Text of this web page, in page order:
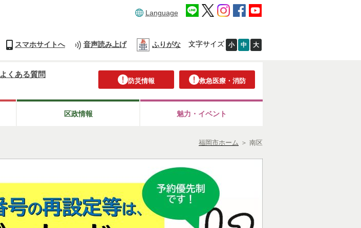
Language
スマホサイトへ 音声読み上げ ふりがな 文字サイズ 小 中 大
防災情報 救急医療・消防
よくある質問
区政情報 魅力・イベント
福岡市ホーム ＞ 南区